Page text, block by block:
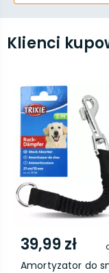
Klienci
39,99 zł
Amortyzator do